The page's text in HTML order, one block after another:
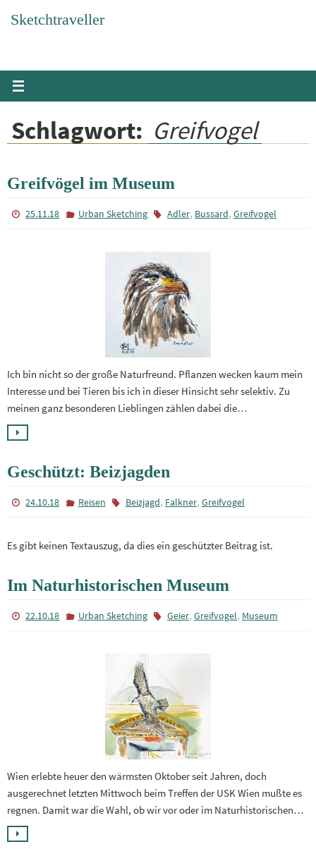
InhaltSketchtraveller
Schlagwort: Greifvogel
Greifvögel im Museum
25.11.18 Urban Sketching Adler, Bussard, Greifvogel
Ich bin nicht so der große Naturfreund. Pflanzen wecken kaum mein
Interesse und bei Tieren bis ich in dieser Hinsicht sehr selektiv. Zu
meinen ganz besonderen Lieblingen zählen dabei die…
Geschützt: Beizjagden
24.10.18 Reisen Beizjagd, Falkner, Greifvogel
Es gibt keinen Textauszug, da dies ein geschützter Beitrag ist.
Im Naturhistorischen Museum
22.10.18 Urban Sketching Geier, Greifvogel, Museum
Wien erlebte heuer den wärmsten Oktober seit Jahren, doch
ausgerechnet letzten Mittwoch beim Treffen der USK Wien mußte es
regnen. Damit war die Wahl, ob wir vor oder im Naturhistorischen…